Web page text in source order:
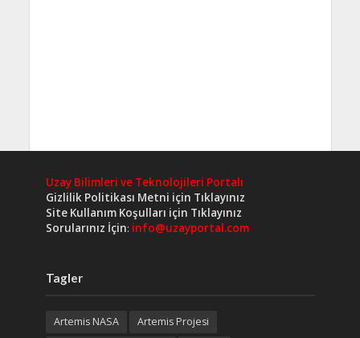
Uzay Bilimleri ve Teknolojileri Portalı
Gizlilik Politikası Metni için Tıklayınız
Site Kullanım Koşulları için Tıklayınız
Sorularınız İçin: info@uzayportal.com
Tagler
Artemis NASA
Artemis Projesi